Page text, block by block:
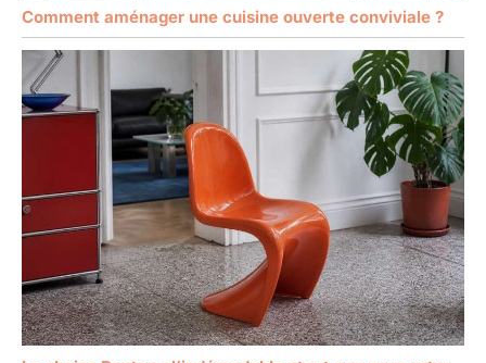
Comment aménager une cuisine ouverte conviviale ?